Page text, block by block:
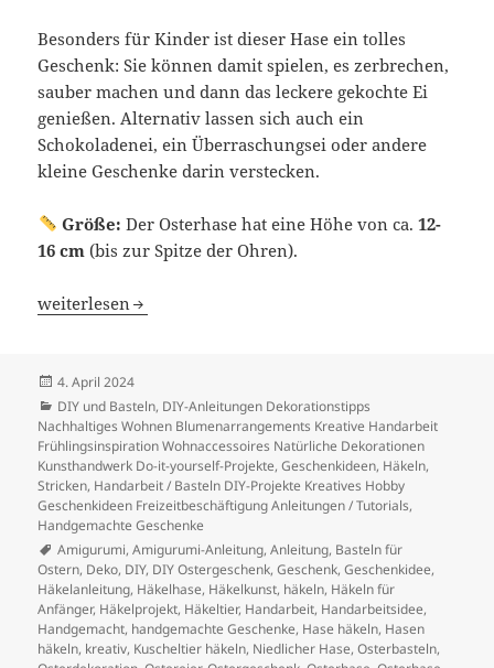
Besonders für Kinder ist dieser Hase ein tolles
Geschenk: Sie können damit spielen, es zerbrechen,
sauber machen und dann das leckere gekochte Ei
genießen. Alternativ lassen sich auch ein
Schokoladenei, ein Überraschungsei oder andere
kleine Geschenke darin verstecken.
Größe: Der Osterhase hat eine Höhe von ca. 12-
16 cm (bis zur Spitze der Ohren).
Gehäkelter Osterhase mit Ei-Fach
weiterlesen
Veröffentlicht
am
4. April 2024
Kategorien
DIY und Basteln, DIY-Anleitungen Dekorationstipps
Nachhaltiges Wohnen Blumenarrangements Kreative Handarbeit
Frühlingsinspiration Wohnaccessoires Natürliche Dekorationen
Kunsthandwerk Do-it-yourself-Projekte,Geschenkideen, Häkeln,
Stricken, Handarbeit / Basteln DIY-Projekte Kreatives Hobby
Geschenkideen Freizeitbeschäftigung Anleitungen / Tutorials,
Handgemachte Geschenke
Schlagwörter
Amigurumi,Amigurumi-Anleitung,Anleitung, Basteln für
Ostern, Deko, DIY, DIY Ostergeschenk,Geschenk,Geschenkidee,
Häkelanleitung, Häkelhase, Häkelkunst, häkeln, Häkeln für
Anfänger, Häkelprojekt, Häkeltier, Handarbeit, Handarbeitsidee,
Handgemacht, handgemachte Geschenke, Hase häkeln, Hasen
häkeln, kreativ, Kuscheltier häkeln, Niedlicher Hase,Osterbasteln,